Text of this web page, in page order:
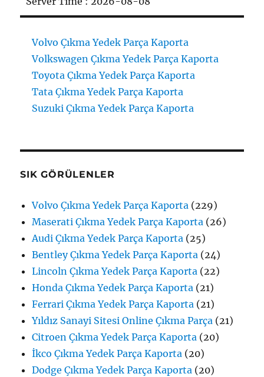
Volvo Çıkma Yedek Parça Kaporta
Volkswagen Çıkma Yedek Parça Kaporta
Toyota Çıkma Yedek Parça Kaporta
Tata Çıkma Yedek Parça Kaporta
Suzuki Çıkma Yedek Parça Kaporta
SIK GÖRÜLENLER
Volvo Çıkma Yedek Parça Kaporta (229)
Maserati Çıkma Yedek Parça Kaporta (26)
Audi Çıkma Yedek Parça Kaporta (25)
Bentley Çıkma Yedek Parça Kaporta (24)
Lincoln Çıkma Yedek Parça Kaporta (22)
Honda Çıkma Yedek Parça Kaporta (21)
Ferrari Çıkma Yedek Parça Kaporta (21)
Yıldız Sanayi Sitesi Online Çıkma Parça (21)
Citroen Çıkma Yedek Parça Kaporta (20)
İkco Çıkma Yedek Parça Kaporta (20)
Dodge Çıkma Yedek Parça Kaporta (20)